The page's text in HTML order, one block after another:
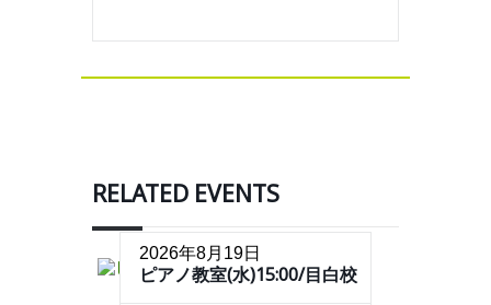
RELATED EVENTS
2026年8月19日
ピアノ教室(水)15:00/目白校